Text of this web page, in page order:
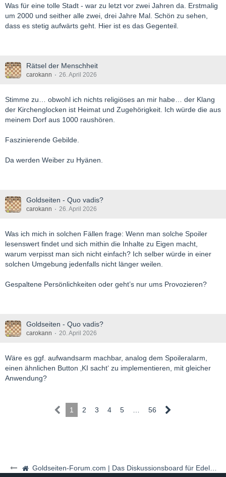
Goldseiten-Forum.com | Das Diskussionsboard für Edelmetalle & Rohstoffe
Was für eine tolle Stadt - war zu letzt vor zwei Jahren da. Erstmalig
um 2000 und seither alle zwei, drei Jahre Mal. Schön zu sehen,
dass es stetig aufwärts geht. Hier ist es das Gegenteil.
Rätsel der Menschheit
carokann 26. April 2026
Stimme zu… obwohl ich nichts religiöses an mir habe… der Klang
der Kirchenglocken ist Heimat und Zugehörigkeit. Ich würde die aus
meinem Dorf aus 1000 raushören.
Faszinierende Gebilde.
Da werden Weiber zu Hyänen.
Goldseiten - Quo vadis?
carokann 26. April 2026
Was ich mich in solchen Fällen frage: Wenn man solche Spoiler
lesenswert findet und sich mithin die Inhalte zu Eigen macht,
warum verpisst man sich nicht einfach? Ich selber würde in einer
solchen Umgebung jedenfalls nicht länger weilen.
Gespaltene Persönlichkeiten oder geht’s nur ums Provozieren?
Goldseiten - Quo vadis?
carokann 20. April 2026
Wäre es ggf. aufwandsarm machbar, analog dem Spoileralarm,
einen ähnlichen Button ‚KI sacht‘ zu implementieren, mit gleicher
Anwendung?
1 2 3 4 5 56